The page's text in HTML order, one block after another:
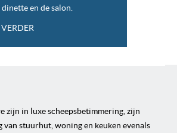
dinette en de salon.
VERDER
zijn in luxe scheepsbetimmering, zijn
stuurhut, woning en keuken evenals